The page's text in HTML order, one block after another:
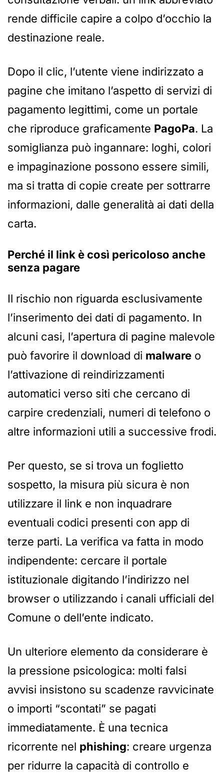
rende difficile capire a colpo d’occhio la
destinazione reale.
Dopo il clic, l’utente viene indirizzato a
pagine che imitano l’aspetto di servizi di
pagamento legittimi, come un portale
che riproduce graficamente PagoPa. La
somiglianza può ingannare: loghi, colori
e impaginazione possono essere simili,
ma si tratta di copie create per sottrarre
informazioni, dalle generalità ai dati della
carta.
Perché il link è così pericoloso anche
senza pagare
Il rischio non riguarda esclusivamente
l’inserimento dei dati di pagamento. In
alcuni casi, l’apertura di pagine malevole
può favorire il download di malware o
l’attivazione di reindirizzamenti
automatici verso siti che cercano di
carpire credenziali, numeri di telefono o
altre informazioni utili a successive frodi.
Per questo, se si trova un foglietto
sospetto, la misura più sicura è non
utilizzare il link e non inquadrare
eventuali codici presenti con app di
terze parti. La verifica va fatta in modo
indipendente: cercare il portale
istituzionale digitando l’indirizzo nel
browser o utilizzando i canali ufficiali del
Comune o dell’ente indicato.
Un ulteriore elemento da considerare è
la pressione psicologica: molti falsi
avvisi insistono su scadenze ravvicinate
o importi “scontati” se pagati
immediatamente. È una tecnica
ricorrente nel phishing: creare urgenza
per ridurre la capacità di controllo e